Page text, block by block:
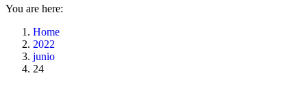
You are here:
Home
2022
junio
24